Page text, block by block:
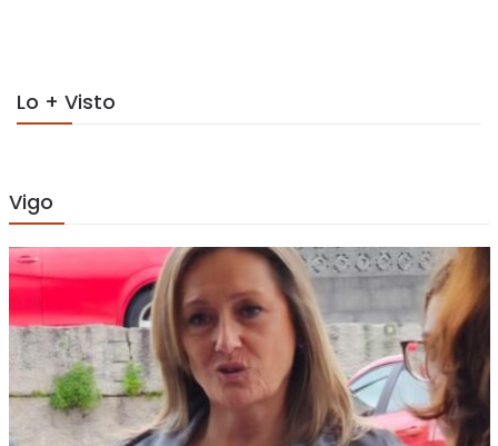
Lo + Visto
Vigo